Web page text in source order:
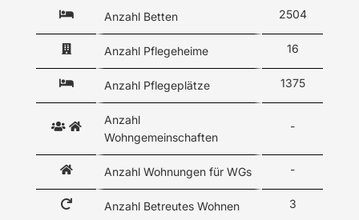
Anzahl Betten 2504
Anzahl Pflegeheime 16
Anzahl Pflegeplätze 1375
Anzahl
Wohngemeinschaften
-
Anzahl Wohnungen für WGs -
Anzahl Betreutes Wohnen 3